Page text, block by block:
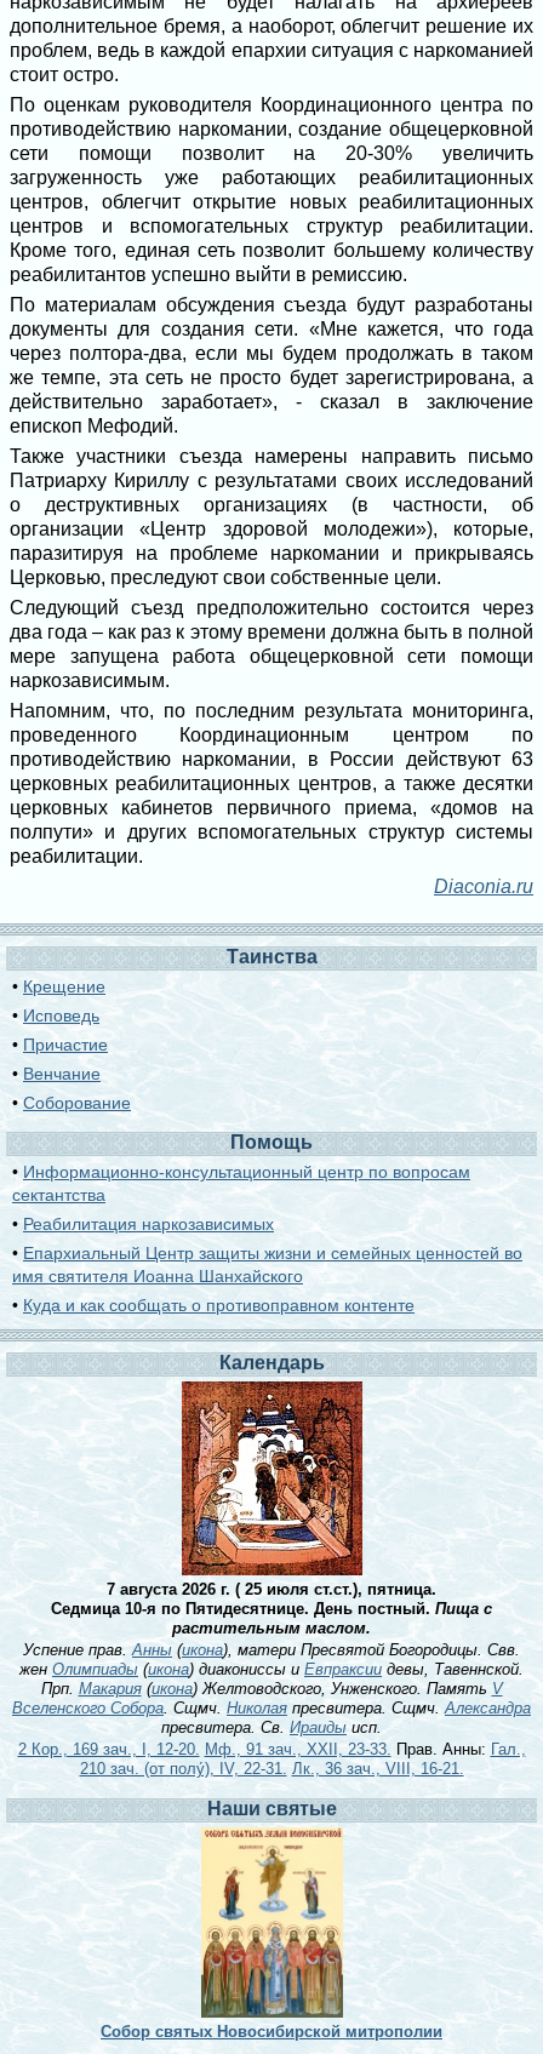
дополнительное бремя, а наоборот, облегчит решение их
проблем, ведь в каждой епархии ситуация с наркоманией
стоит остро.
По оценкам руководителя Координационного центра по
противодействию наркомании, создание общецерковной
сети помощи позволит на 20-30% увеличить
загруженность уже работающих реабилитационных
центров, облегчит открытие новых реабилитационных
центров и вспомогательных структур реабилитации.
Кроме того, единая сеть позволит большему количеству
реабилитантов успешно выйти в ремиссию.
По материалам обсуждения съезда будут разработаны
документы для создания сети. «Мне кажется, что года
через полтора-два, если мы будем продолжать в таком
же темпе, эта сеть не просто будет зарегистрирована, а
действительно заработает», - сказал в заключение
епископ Мефодий.
Также участники съезда намерены направить письмо
Патриарху Кириллу с результатами своих исследований
о деструктивных организациях (в частности, об
организации «Центр здоровой молодежи»), которые,
паразитируя на проблеме наркомании и прикрываясь
Церковью, преследуют свои собственные цели.
Следующий съезд предположительно состоится через
два года – как раз к этому времени должна быть в полной
мере запущена работа общецерковной сети помощи
наркозависимым.
Напомним, что, по последним результата мониторинга,
проведенного Координационным центром по
противодействию наркомании, в России действуют 63
церковных реабилитационных центров, а также десятки
церковных кабинетов первичного приема, «домов на
полпути» и других вспомогательных структур системы
реабилитации.
Diaconia.ru
Таинства
• Крещение
• Исповедь
• Причастие
• Венчание
•Соборование
Помощь
• Информационно-консультационный центр по вопросам
сектантства
• Реабилитация наркозависимых
• Епархиальный Центр защиты жизни и семейных ценностей во
имя святителя Иоанна Шанхайского
• Куда и как сообщать о противоправном контенте
Календарь
7 августа 2026 г. ( 25 июля ст.ст.), пятница.
Седмица 10-я по Пятидесятнице. День постный. Пища с
растительным маслом.
Успение прав.Анны (икона), матери Пресвятой Богородицы. Свв.
жен Олимпиады (икона) диакониссы и Евпраксии девы, Тавеннской.
Прп.Макария(икона) Желтоводского, Унженского. Память V
Вселенского Собора. Сщмч. Николая пресвитера. Сщмч.Александра
пресвитера. Св. Ираидыисп.
2 Кор., 169 зач., I, 12-20. Мф., 91 зач., XXII, 23-33. Прав. Анны: Гал.,
210 зач. (от полу́), IV, 22-31. Лк., 36 зач., VIII, 16-21.
Наши святые
Собор святых Новосибирской митрополии